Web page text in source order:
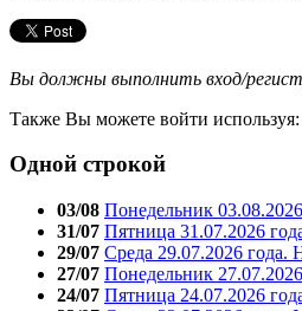
Вы должны выполнить вход/
Также Вы можете войти используя:
Одной строкой
03/08 Понедельник
31/07 Пятница 31.07.2026
29/07 Среда 29.07.2026 года.
27/07 Понедельник
24/07 Пятница 24.07.2026